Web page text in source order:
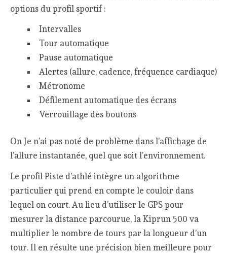
options du profil sportif :
Intervalles
Tour automatique
Pause automatique
Alertes (allure, cadence, fréquence cardiaque)
Métronome
Défilement automatique des écrans
Verrouillage des boutons
On Je n’ai pas noté de problème dans l’affichage de
l’allure instantanée, quel que soit l’environnement.
Le profil Piste d’athlé intègre un algorithme
particulier qui prend en compte le couloir dans
lequel on court. Au lieu d’utiliser le GPS pour
mesurer la distance parcourue, la Kiprun 500 va
multiplier le nombre de tours par la longueur d’un
tour. Il en résulte une précision bien meilleure pour